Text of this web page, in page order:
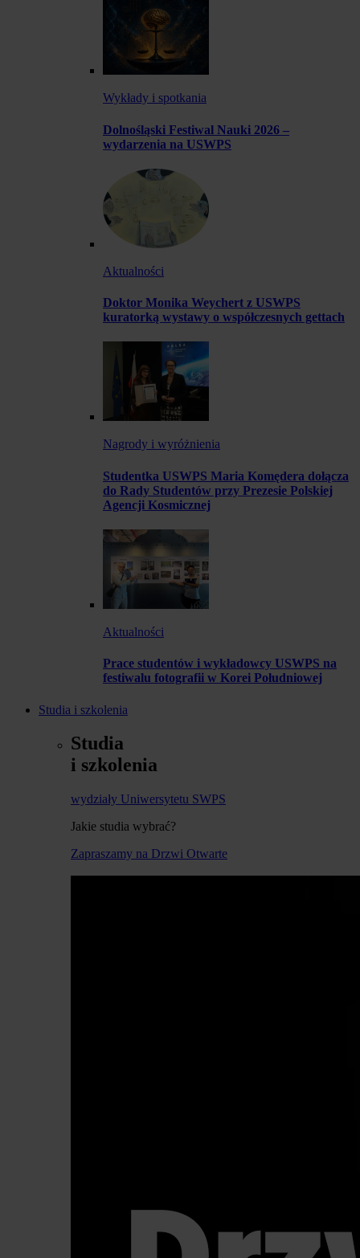
Wykłady i spotkania
Dolnośląski Festiwal Nauki 2026 –
wydarzenia na USWPS
Aktualności
Doktor Monika Weychert z USWPS
kuratorką wystawy o współczesnych gettach
Nagrody i wyróżnienia
Studentka USWPS Maria Komędera dołącza
do Rady Studentów przy Prezesie Polskiej
Agencji Kosmicznej
Aktualności
Prace studentów i wykładowcy USWPS na
festiwalu fotografii w Korei Południowej
Studia i szkolenia
Studia
i szkolenia
wydziały Uniwersytetu SWPS
Jakie studia wybrać?
Zapraszamy na Drzwi Otwarte